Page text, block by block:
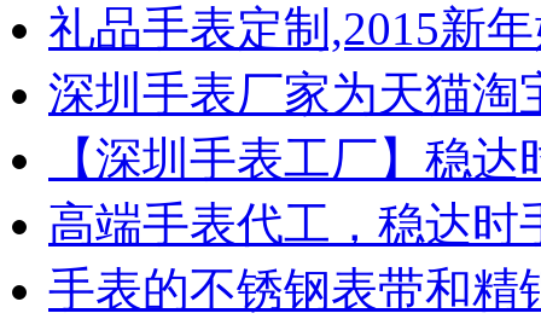
礼品手表定制,2015新
深圳手表厂家为天猫淘
【深圳手表工厂】稳
高端手表代工，稳达时
手表的不锈钢表带和精